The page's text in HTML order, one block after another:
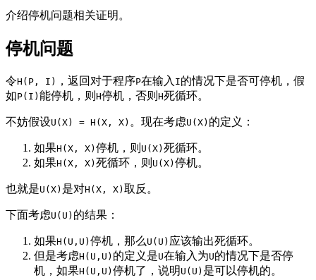
介绍停机问题相关证明。
停机问题
令H(P, I) ，返回对于程序P在输入 I的情况下是否可停机，假
如P(I) 能停机，则 H停机，否则 H死循环。
不妨假设U(X) = H(X, X) 。现在考虑U(X) 的定义：
如果H(X, X) 停机，则 U(X) 死循环。
如果H(X, X) 死循环，则 U(X) 停机。
也就是U(X) 是对H(X, X) 取反。
下面考虑U(U) 的结果：
如果H(U,U) 停机，那么 U(U) 应该输出死循环。
但是考虑H(U,U) 的定义是U在输入为U的情况下是否停
机，如果H(U,U) 停机了，说明 U(U) 是可以停机的。